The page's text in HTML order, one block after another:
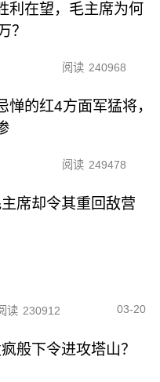
利在望，毛主席为何
？
阅读 240968
惮的红4方面军猛将，
阅读 249478
席却令其重回敌营
读 230912 03-20
般下令进攻塔山？